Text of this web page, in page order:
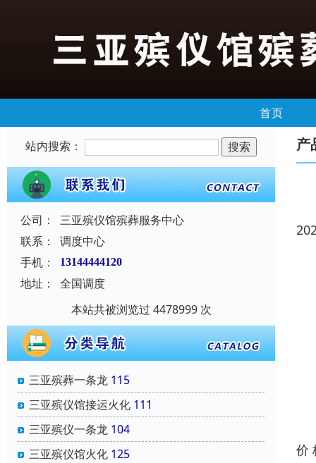
首页
站内搜索：
公司：
三亚殡仪馆殡葬服务中心
联系：
调度中心
手机：
13144444120
地址：
全国调度
本站共被浏览过 4478999 次
三亚殡葬一条龙 115
三亚殡仪馆接运火化 111
三亚殡仪一条龙 104
三亚殡仪馆火化 125
产
价